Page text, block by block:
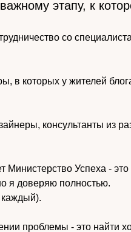
этапу, к
со
в которых у жителей
консультанты из
Министерство Успеха -
я доверяю полностью.
каждый).
проблемы - это найти